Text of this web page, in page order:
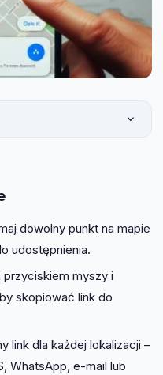
dowolny punkt na mapie
udostępnienia.
przyciskiem myszy i
skopiować link do
link dla każdej lokalizacji –
WhatsApp, e-mail lub